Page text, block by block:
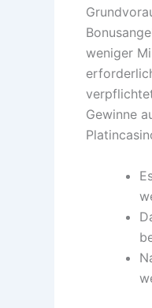
weniger
Gewinne